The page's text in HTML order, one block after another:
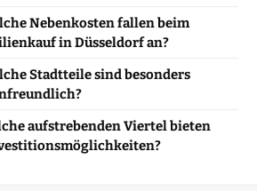
Nebenkosten fallen beim
in Düsseldorf an?
Stadtteile sind besonders
aufstrebenden Viertel bieten